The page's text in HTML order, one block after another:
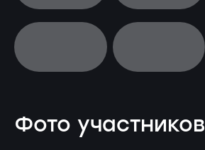
Фото участников